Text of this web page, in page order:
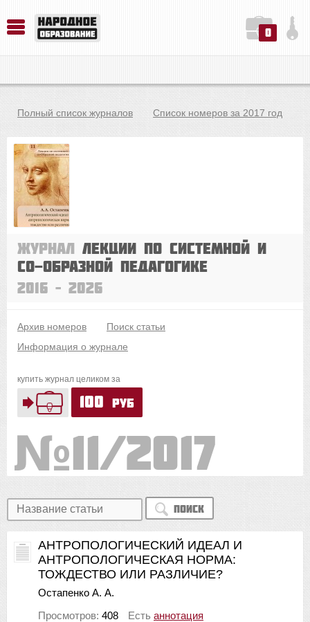
0
Полный список журналов Список номеров за 2017 год
Журнал Лекции по системной и
со-Образной педагогике
2016 – 2026
Архив номеров
Поиск статьи
Информация о журнале
купить журнал целиком за
100 руб
11/2017
Поиск
АНТРОПОЛОГИЧЕСКИЙ ИДЕАЛ И
АНТРОПОЛОГИЧЕСКАЯ НОРМА:
ТОЖДЕСТВО ИЛИ РАЗЛИЧИЕ?
Остапенко А. А.
Просмотров: 408 Есть аннотация